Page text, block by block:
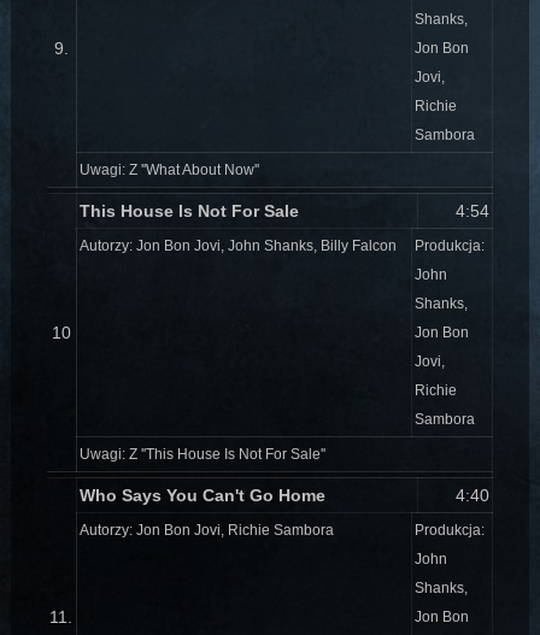
9.
Shanks,
Jon Bon
Jovi,
Richie
Sambora
Uwagi: Z ''What About Now''
10
This House Is Not For Sale 4:54
Autorzy: Jon Bon Jovi, John Shanks, Billy Falcon
Produkcja:
John
Shanks,
Jon Bon
Jovi,
Richie
Sambora
Uwagi: Z ''This House Is Not For Sale''
11.
Who Says You Can't Go Home 4:40
Autorzy: Jon Bon Jovi, Richie Sambora
Produkcja:
John
Shanks,
Jon Bon